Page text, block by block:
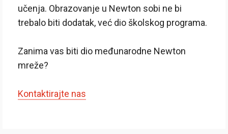
učenja. Obrazovanje u Newton sobi ne bi
trebalo biti dodatak, već dio školskog programa.
Zanima vas biti dio međunarodne Newton
mreže?
Kontaktirajte nas